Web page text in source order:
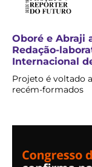
Oboré e Abraji
Redação-
Internacional
Projeto é voltado
recém-formados